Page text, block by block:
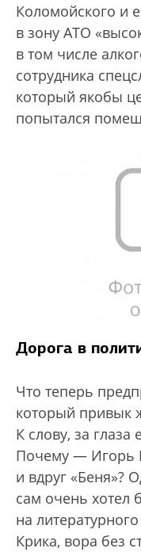
Коломойского и
в зону АТО
в том числе
сотрудника
который якобы
попытался
Дорога в
Что теперь
который привык
К слову, за
Почему — Игорь
и вдруг «Беня»?
сам очень хотел
на
Крика, вора без